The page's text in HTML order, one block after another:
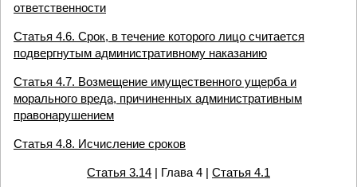
ответственности
Статья 4.6. Срок, в течение которого лицо считается
подвергнутым административному наказанию
Статья 4.7. Возмещение имущественного ущерба и
морального вреда, причиненных административным
правонарушением
Статья 4.8. Исчисление сроков
Статья 3.14| Глава 4 | Статья 4.1